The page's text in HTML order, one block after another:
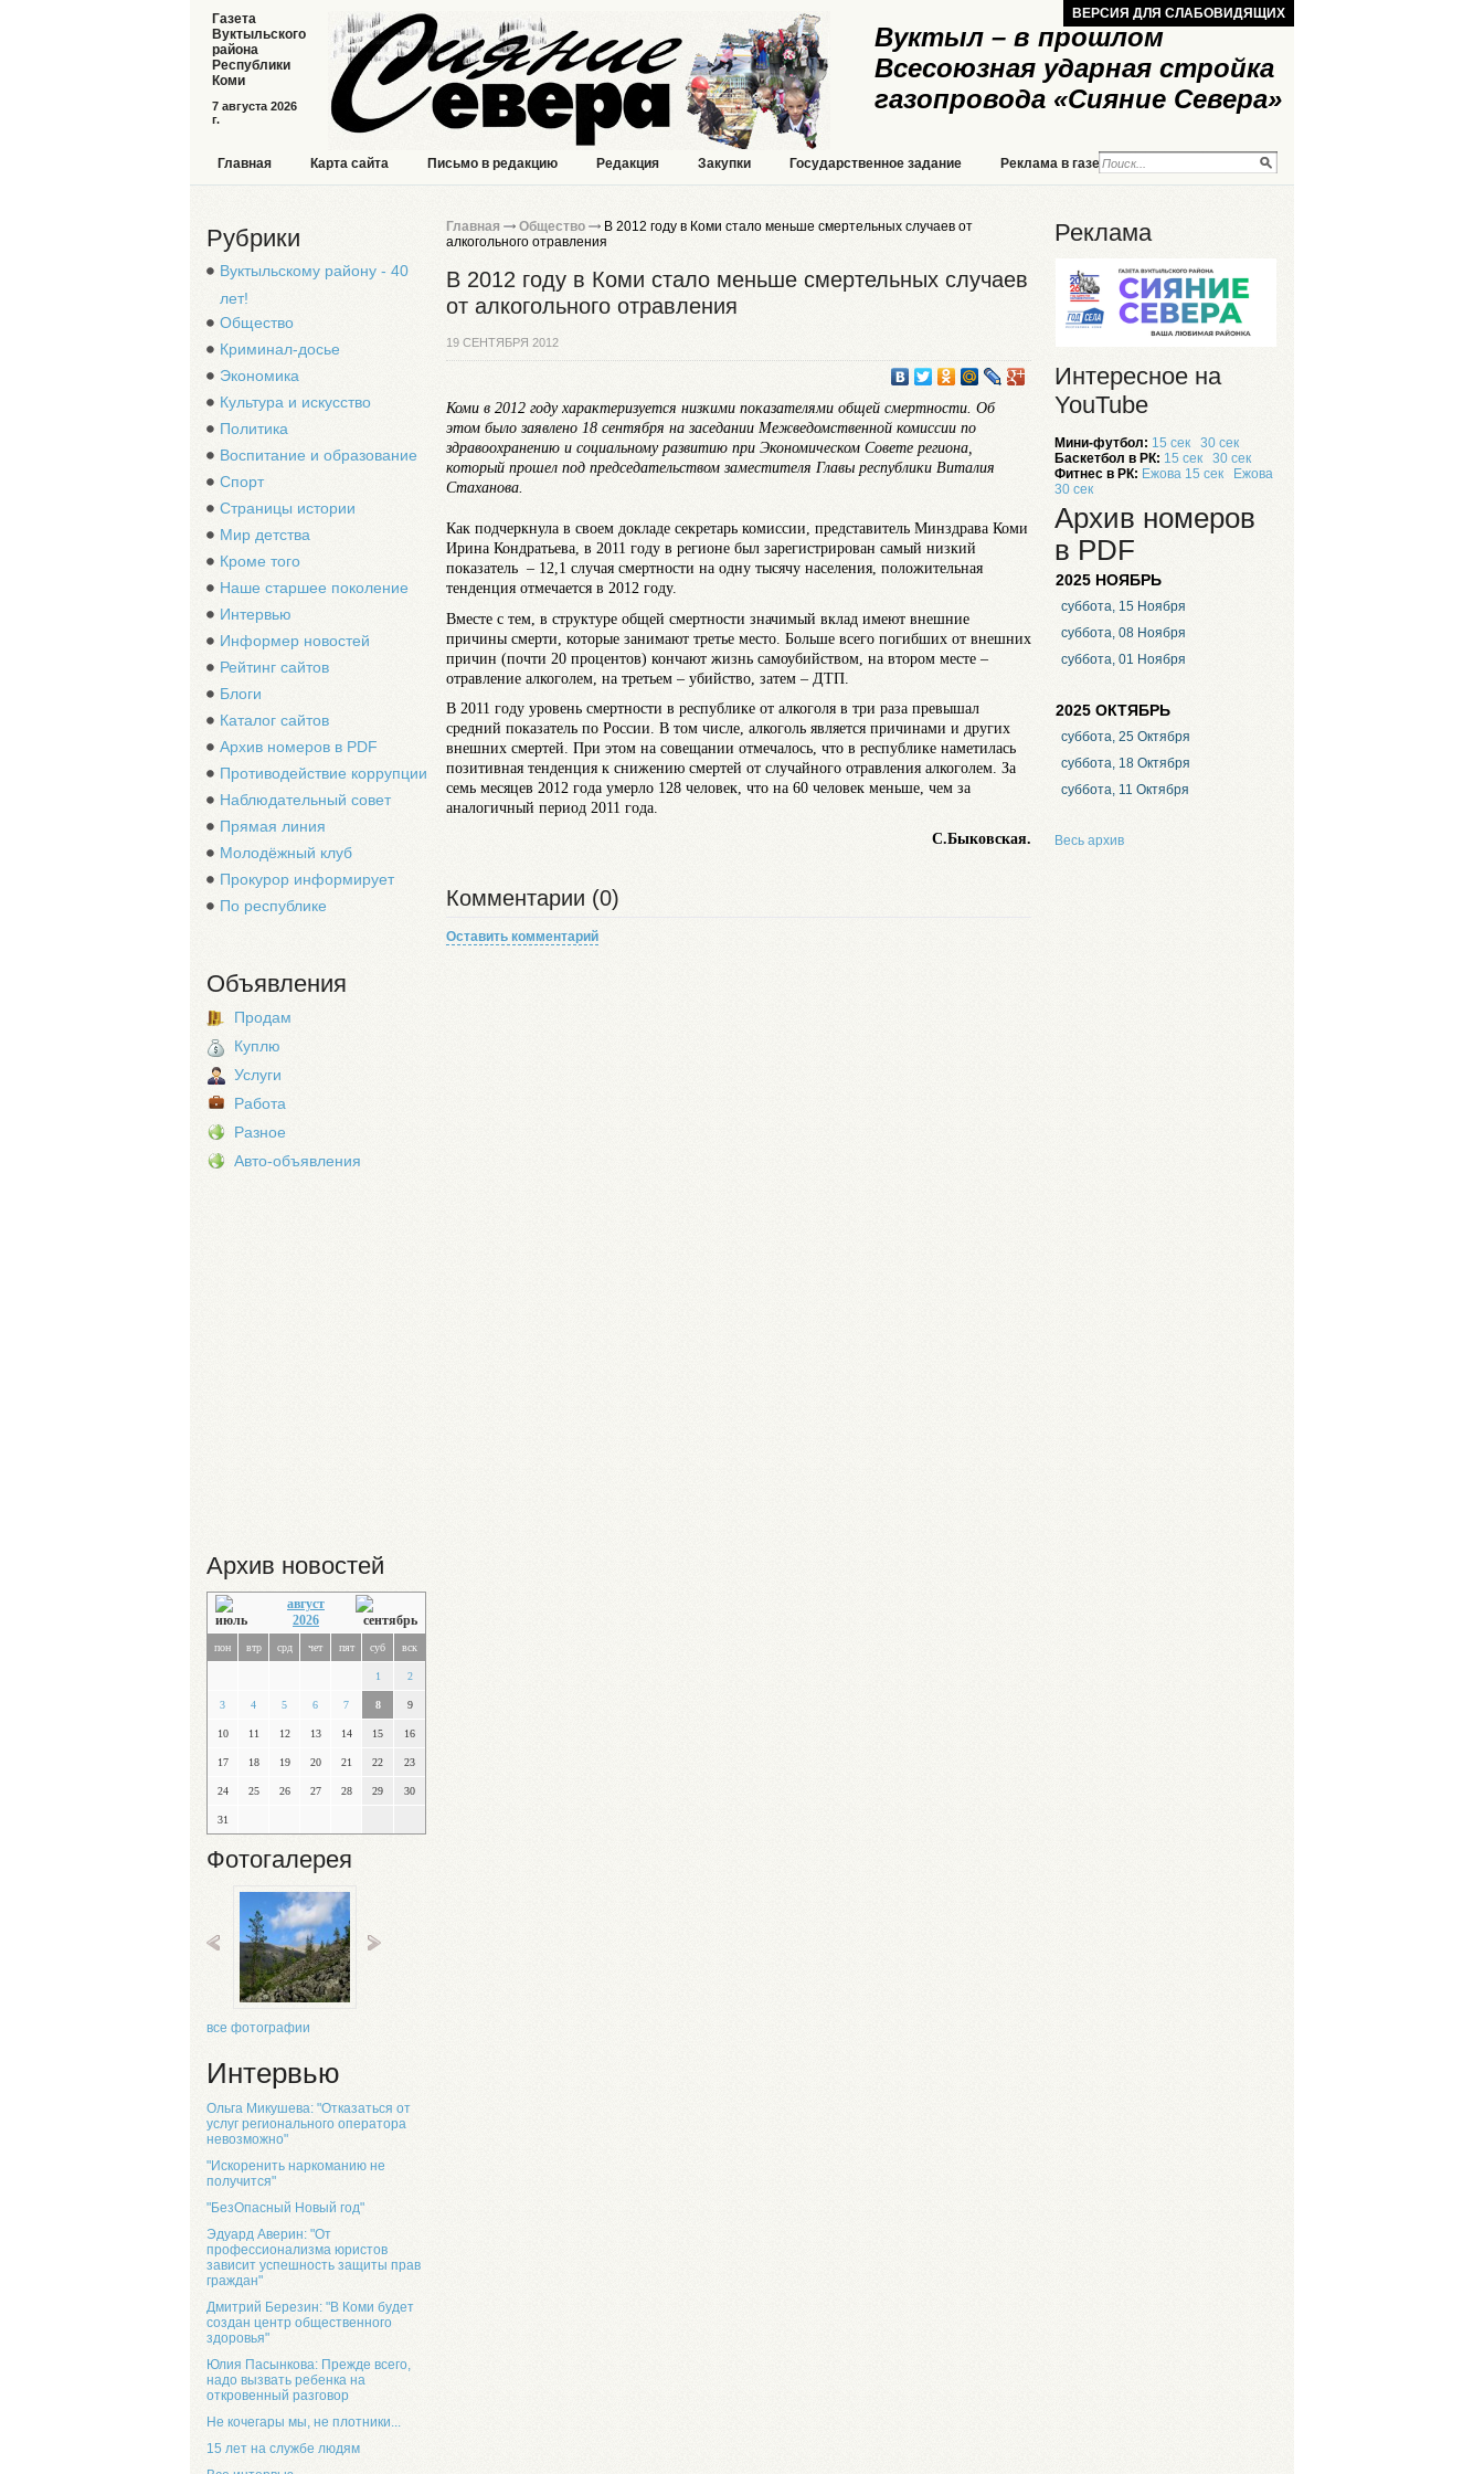
Вуктыл – в прошлом
Всесоюзная ударная стройка
газопровода «Сияние Севера»
7 августа 2026
г.
Газета
Вуктыльского
района
Республики
Коми
ВЕРСИЯ ДЛЯ СЛАБОВИДЯЩИХ
Главная Карта сайта Письмо в редакцию Редакция Закупки Государственное задание Реклама в газете Реклама на сайте
Рубрики
Вуктыльскому району - 40
лет!
Общество
Криминал-досье
Экономика
Культура и искусство
Политика
Воспитание и образование
Спорт
Страницы истории
Мир детства
Кроме того
Наше старшее поколение
Интервью
Информер новостей
Рейтинг сайтов
Блоги
Каталог сайтов
Архив номеров в PDF
Противодействие коррупции
Наблюдательный совет
Прямая линия
Молодёжный клуб
Прокурор информирует
По республике
Объявления
Продам
Куплю
Услуги
Работа
Разное
Авто-объявления
Архив новостей
август
2026
пон втр срд чет пят суб вск
1 2
3 4 5 6 7 8 9
10 11 12 13 14 15 16
17 18 19 20 21 22 23
24 25 26 27 28 29 30
31
Фотогалерея
все фотографии
Интервью
Ольга Микушева: "Отказаться от
услуг регионального оператора
невозможно"
"Искоренить наркоманию не
получится"
"БезОпасный Новый год"
Эдуард Аверин: "От
профессионализма юристов
зависит успешность защиты прав
граждан"
Дмитрий Березин: "В Коми будет
создан центр общественного
здоровья"
Юлия Пасынкова: Прежде всего,
надо вызвать ребенка на
откровенный разговор
Не кочегары мы, не плотники...
15 лет на службе людям
Главная Общество
В 2012 году в Коми стало меньше смертельных случаев от
алкогольного отравления
В 2012 году в Коми стало меньше смертельных случаев
от алкогольного отравления
19 СЕНТЯБРЯ 2012
Коми в 2012 году характеризуется низкими показателями общей смертности. Об
этом было заявлено 18 сентября на заседании Межведомственной комиссии по
здравоохранению и социальному развитию при Экономическом Совете региона,
который прошел под председательством заместителя Главы республики Виталия
Стаханова.
Как подчеркнула в своем докладе секретарь комиссии, представитель Минздрава Коми
Ирина Кондратьева, в 2011 году в регионе был зарегистрирован самый низкий
показатель – 12,1 случая смертности на одну тысячу населения, положительная
тенденция отмечается в 2012 году.
Вместе с тем, в структуре общей смертности значимый вклад имеют внешние
причины смерти, которые занимают третье место. Больше всего погибших от внешних
причин (почти 20 процентов) кончают жизнь самоубийством, на втором месте –
отравление алкоголем, на третьем – убийство, затем – ДТП.
В 2011 году уровень смертности в республике от алкоголя в три раза превышал
средний показатель по России. В том числе, алкоголь является причинами и других
внешних смертей. При этом на совещании отмечалось, что в республике наметилась
позитивная тенденция к снижению смертей от случайного отравления алкоголем. За
семь месяцев 2012 года умерло 128 человек, что на 60 человек меньше, чем за
аналогичный период 2011 года.
С.Быковская.
Комментарии (0)
Оставить комментарий
Реклама
Интересное на
YouTube
Мини-футбол: 15 сек
30 сек
Баскетбол в РК: 15 сек
30 сек
Фитнес в РК: Ежова 15 сек
Ежова
30 сек
Архив номеров
в PDF
2025 НОЯБРЬ
суббота, 15 Ноября
суббота, 08 Ноября
суббота, 01 Ноября
2025 ОКТЯБРЬ
суббота, 25 Октября
суббота, 18 Октября
суббота, 11 Октября
Весь архив